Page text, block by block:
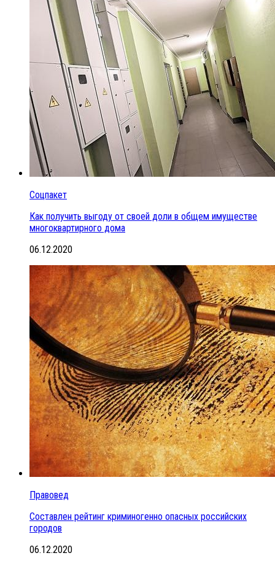
Соцпакет
Как получить выгоду от своей доли в общем имуществе
многоквартирного дома
06.12.2020
Правовед
Составлен рейтинг криминогенно опасных российских
городов
06.12.2020